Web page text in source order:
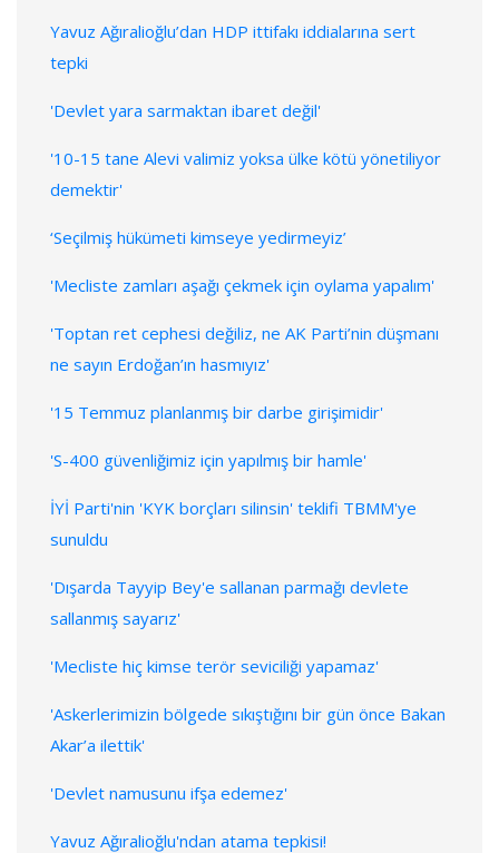
Yavuz Ağıralioğlu’dan HDP ittifakı iddialarına sert
tepki
'Devlet yara sarmaktan ibaret değil'
'10-15 tane Alevi valimiz yoksa ülke kötü yönetiliyor
demektir'
‘Seçilmiş hükümeti kimseye yedirmeyiz’
'Mecliste zamları aşağı çekmek için oylama yapalım'
'Toptan ret cephesi değiliz, ne AK Parti’nin düşmanı
ne sayın Erdoğan’ın hasmıyız'
'15 Temmuz planlanmış bir darbe girişimidir'
'S-400 güvenliğimiz için yapılmış bir hamle'
İYİ Parti'nin 'KYK borçları silinsin' teklifi TBMM'ye
sunuldu
'Dışarda Tayyip Bey'e sallanan parmağı devlete
sallanmış sayarız'
'Mecliste hiç kimse terör seviciliği yapamaz'
'Askerlerimizin bölgede sıkıştığını bir gün önce Bakan
Akar’a ilettik'
'Devlet namusunu ifşa edemez'
Yavuz Ağıralioğlu'ndan atama tepkisi!